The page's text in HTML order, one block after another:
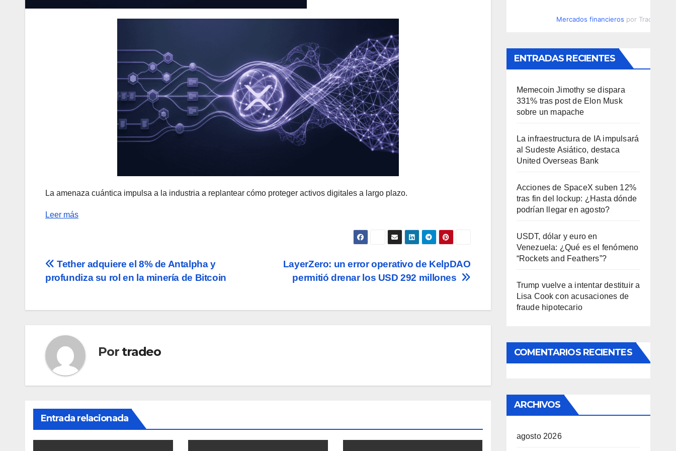
La amenaza cuántica impulsa a la industria a replantear cómo proteger activos digitales a largo plazo.
Leer más
Navegación
de
entradas
LayerZero: un error operativo de KelpDAO
permitió drenar los USD 292 millones
Tether adquiere el 8% de Antalpha y
profundiza su rol en la minería de Bitcoin
Por tradeo
Entrada relacionada
Mercados financieros por
ENTRADAS RECIENTES
Memecoin Jimothy se dispara
331% tras post de Elon Musk
sobre un mapache
La infraestructura de IA impulsará
al Sudeste Asiático, destaca
United Overseas Bank
Acciones de SpaceX suben 12%
tras fin del lockup: ¿Hasta dónde
podrían llegar en agosto?
USDT, dólar y euro en
Venezuela: ¿Qué es el fenómeno
“Rockets and Feathers”?
Trump vuelve a intentar destituir a
Lisa Cook con acusaciones de
fraude hipotecario
COMENTARIOS RECIENTES
ARCHIVOS
agosto 2026